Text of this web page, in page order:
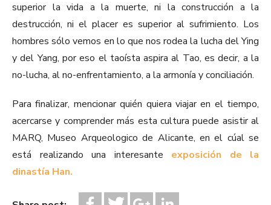
superior la vida a la muerte, ni la construcción a la
destrucción, ni el placer es superior al sufrimiento. Los
hombres sólo vemos en lo que nos rodea la lucha del Ying
y del Yang, por eso el taoísta aspira al Tao, es decir, a la
no-lucha, al no-enfrentamiento, a la armonía y conciliación.
Para finalizar, mencionar quién quiera viajar en el tiempo,
acercarse y comprender más esta cultura puede asistir al
MARQ, Museo Arqueologico de Alicante, en el cúal se
está realizando una interesante exposición de la
dinastía Han.